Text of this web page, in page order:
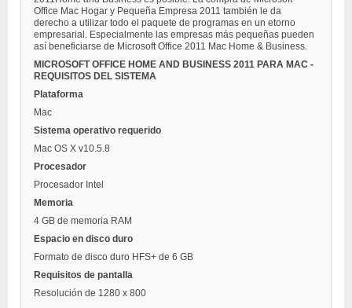
Office Mac Hogar y Pequeña Empresa 2011 también le da
derecho a utilizar todo el paquete de programas en un etorno
empresarial. Especialmente las empresas más pequeñas pueden
así beneficiarse de Microsoft Office 2011 Mac Home & Business.
MICROSOFT OFFICE HOME AND BUSINESS 2011 PARA MAC -
REQUISITOS DEL SISTEMA
Plataforma
Mac
Sistema operativo requerido
Mac OS X v10.5.8
Procesador
Procesador Intel
Memoria
4 GB de memoria RAM
Espacio en disco duro
Formato de disco duro HFS+ de 6 GB
Requisitos de pantalla
Resolución de 1280 x 800